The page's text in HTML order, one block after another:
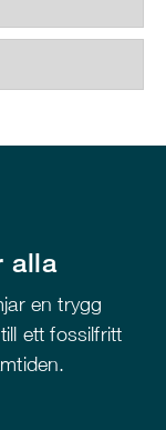
alla
en trygg
ett fossilfritt